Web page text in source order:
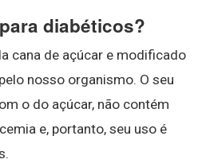
diabéticos?
cana de açúcar e modificado
nosso organismo. O seu
o do açúcar, não contém
e, portanto, seu uso é